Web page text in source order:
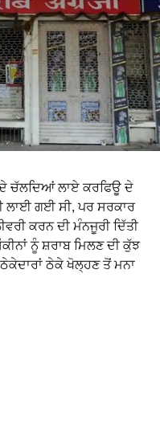
ਚੱਲਦਿਆਂ ਲਾਏ ਕਰਫਿਊ ਦੇ
ਲਾਈ ਗਈ ਸੀ, ਪਰ ਸਰਕਾਰ
ਕਰਨ ਦੀ ਮੰਨਜੂਰੀ ਦਿੱਤੀ
ਨੂੰ ਸ਼ਰਾਬ ਮਿਲਣ ਦੀ ਕੁੱਝ
ਠੇਕੇਦਾਰਾਂ ਠੇਕੇ ਖੋਲ੍ਹਣ ਤੋਂ ਮਨਾ